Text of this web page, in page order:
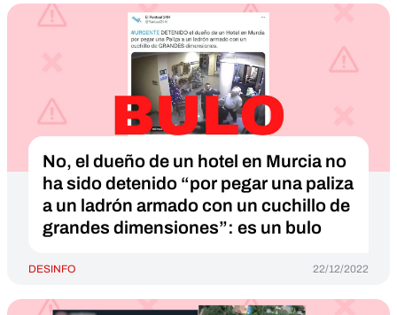
No, el dueño de un hotel en Murcia no
ha sido detenido “por pegar una paliza
a un ladrón armado con un cuchillo de
grandes dimensiones”: es un bulo
DESINFO 22/12/2022